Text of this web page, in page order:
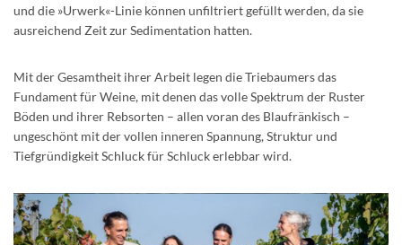
und die »Urwerk«-Linie können unfiltriert gefüllt werden, da sie
ausreichend Zeit zur Sedimentation hatten.
Mit der Gesamtheit ihrer Arbeit legen die Triebaumers das
Fundament für Weine, mit denen das volle Spektrum der Ruster
Böden und ihrer Rebsorten – allen voran des Blaufränkisch –
ungeschönt mit der vollen inneren Spannung, Struktur und
Tiefgründigkeit Schluck für Schluck erlebbar wird.